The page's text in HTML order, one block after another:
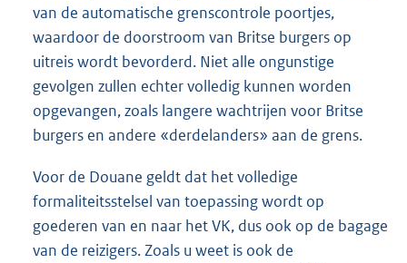
van de automatische grenscontrole poortjes,
waardoor de doorstroom van Britse burgers op
uitreis wordt bevorderd. Niet alle ongunstige
gevolgen zullen echter volledig kunnen worden
opgevangen, zoals langere wachtrijen voor Britse
burgers en andere «derdelanders» aan de grens.
Voor de Douane geldt dat het volledige
formaliteitsstelsel van toepassing wordt op
goederen van en naar het VK, dus ook op de bagage
van de reizigers. Zoals u weet is ook de